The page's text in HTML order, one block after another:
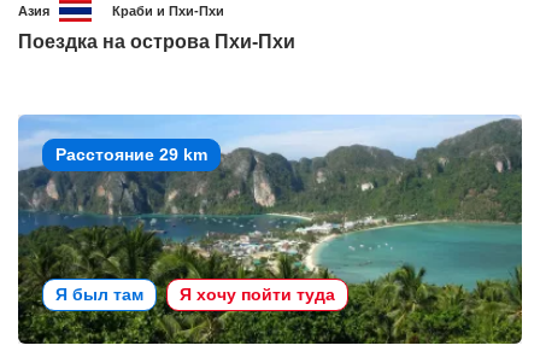
Азия Краби и Пхи-Пхи
Поездка на острова Пхи-Пхи
Расстояние 29 km
Я был там Я хочу пойти туда